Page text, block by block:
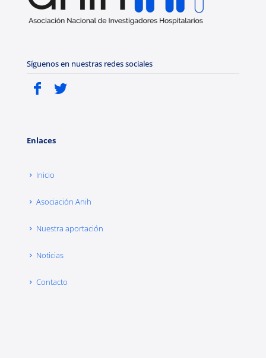
Síguenos en nuestras redes sociales
Enlaces
Inicio
Asociación Anih
Nuestra aportación
Noticias
Contacto